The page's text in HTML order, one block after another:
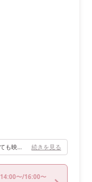
天井に天使の輪のようなガラスがあります。写真にとても映えて素敵です。 続きを見る
〜/16:00〜